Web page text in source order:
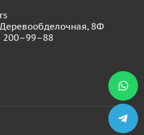
Деревообделочная, 8Ф
200–99–88